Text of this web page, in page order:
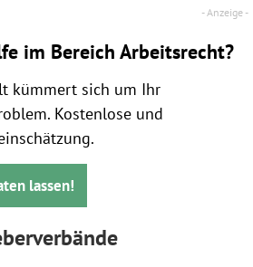
im Bereich Arbeitsrecht?
kümmert sich um Ihr
Kostenlose und
lassen!